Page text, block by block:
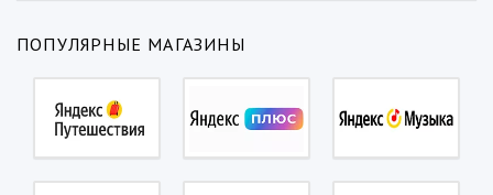
ПОПУЛЯРНЫЕ МАГАЗИНЫ